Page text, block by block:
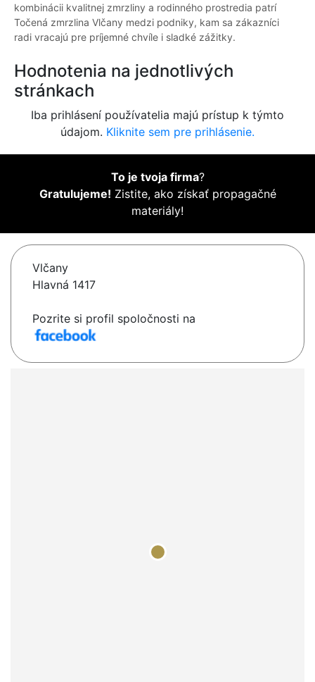
kombinácii kvalitnej zmrzliny a rodinného prostredia patrí
Točená zmrzlina Vlčany medzi podniky, kam sa zákazníci
radi vracajú pre príjemné chvíle i sladké zážitky.
Hodnotenia na jednotlivých
stránkach
Iba prihlásení používatelia majú prístup k týmto
údajom. Kliknite sem pre prihlásenie.
To je tvoja firma?
Gratulujeme! Zistite, ako získať propagačné
materiály!
Vlčany
Hlavná 1417
Pozrite si profil spoločnosti na